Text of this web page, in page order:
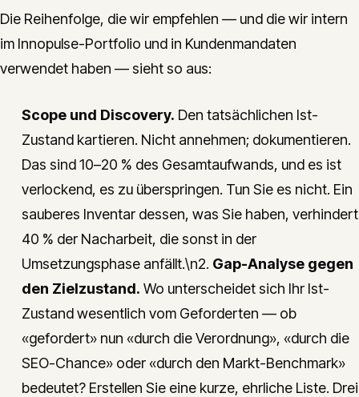
Die Reihenfolge, die wir empfehlen — und die wir intern
im Innopulse-Portfolio und in Kundenmandaten
verwendet haben — sieht so aus:
Scope und Discovery. Den tatsächlichen Ist-
Zustand kartieren. Nicht annehmen; dokumentieren.
Das sind 10–20 % des Gesamtaufwands, und es ist
verlockend, es zu überspringen. Tun Sie es nicht. Ein
sauberes Inventar dessen, was Sie haben, verhindert
40 % der Nacharbeit, die sonst in der
Umsetzungsphase anfällt.\n2. Gap-Analyse gegen
den Zielzustand. Wo unterscheidet sich Ihr Ist-
Zustand wesentlich vom Geforderten — ob
«gefordert» nun «durch die Verordnung», «durch die
SEO-Chance» oder «durch den Markt-Benchmark»
bedeutet? Erstellen Sie eine kurze, ehrliche Liste. Drei